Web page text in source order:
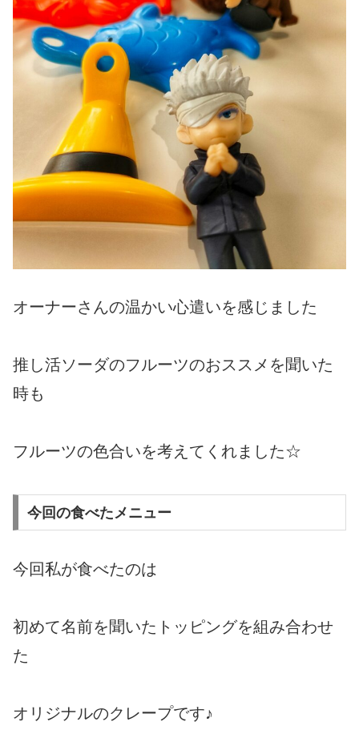
オーナーさんの温かい心遣いを感じました
推し活ソーダのフルーツのおススメを聞いた
時も
フルーツの色合いを考えてくれました☆
今回の食べたメニュー
今回私が食べたのは
初めて名前を聞いたトッピングを組み合わせ
た
オリジナルのクレープです♪